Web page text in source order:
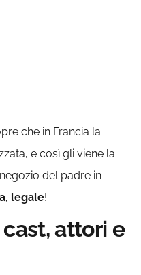
che in Francia la
e così gli viene la
del padre in
legale!
attori e